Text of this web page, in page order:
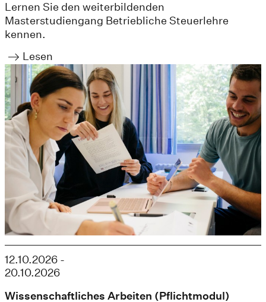
Lernen Sie den weiterbildenden
Masterstudiengang Betriebliche Steuerlehre
kennen.
Lesen
12.10.2026 -
20.10.2026
Wissenschaftliches Arbeiten (Pflichtmodul)